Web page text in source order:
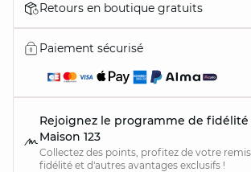
Retours en boutique gratuits
Paiement sécurisé
Rejoignez le programme de fidélité
Maison 123
Collectez des points, profitez de votre
fidélité et d'autres avantages exclusifs !